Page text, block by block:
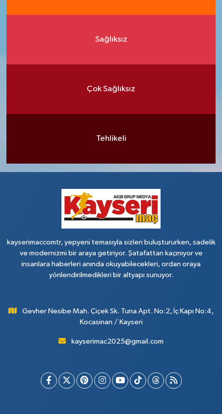
Sağlıksız
Çok Sağlıksız
Tehlikeli
kayserimaccomtr, yepyeni temasıyla sizleri buluştururken, sadelik
ve modernizmi bir araya getiriyor. Şatafattan kaçınıyor ve
insanlara haberleri anında okuyabilecekleri, ordan oraya
yönlendirilmedikleri bir altyapı sunuyor.
Gevher Nesibe Mah. Çiçek Sk. Tuna Apt. No:2, İç Kapı No:4,
Kocasinan / Kayseri
kayserimac2025@gmail.com